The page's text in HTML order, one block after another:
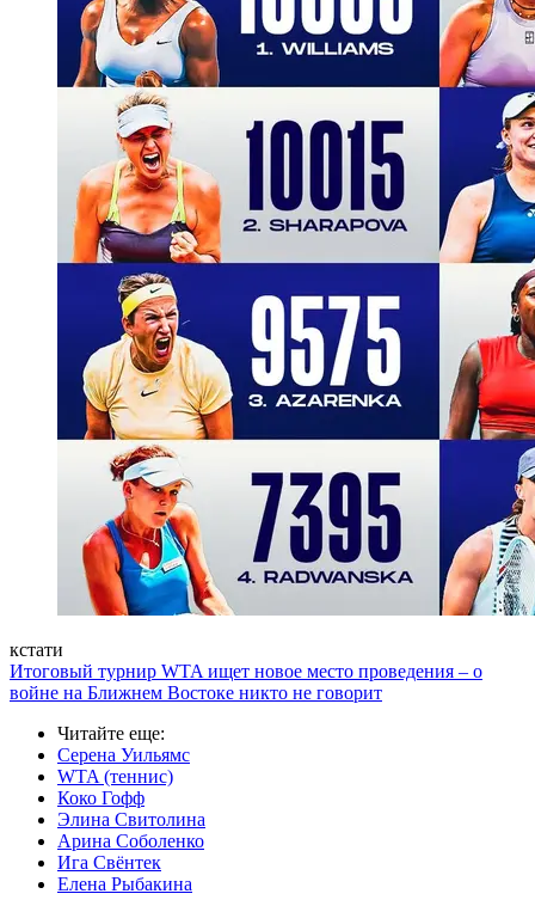
кстати
Итоговый турнир WTA ищет новое место проведения – о
войне на Ближнем Востоке никто не говорит
Читайте еще:
Серена Уильямс
WTA (теннис)
Коко Гофф
Элина Свитолина
Арина Соболенко
Ига Свёнтек
Елена Рыбакина